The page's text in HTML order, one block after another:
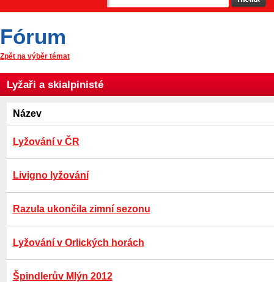
Fórum
Zpět na výběr témat
Lyžaři a skialpinisté
Název
Lyžování v ČR
Livigno lyžování
Razula ukončila zimní sezonu
Lyžování v Orlických horách
Špindlerův Mlýn 2012